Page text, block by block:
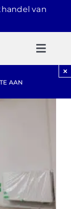
van
AAN
×